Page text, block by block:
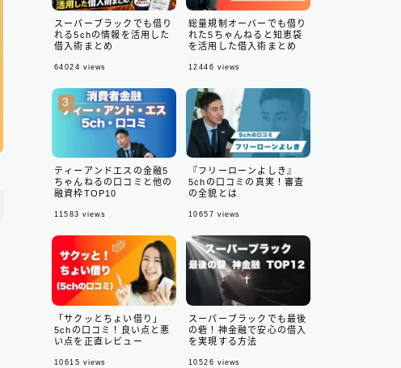
スーパーブラックでも借り
れる5chの情報を活用した
借入術まとめ
64024 views
総量規制オーバーでも借り
れた5ちゃんねると知恵袋
を活用した借入術まとめ
12446 views
ティーアンドエスの金融5
ちゃんねるの口コミと他の
融資枠TOP10
11583 views
『フリーローンよしき』
5chの口コミの真実！審査
の全貌とは
10657 views
「サクッとちょい借り」
5chの口コミ！良い点と悪
い点を正直レビュー
10615 views
スーパーブラックでも最後
の砦！神金融で安心の借入
を実現する方法
10526 views